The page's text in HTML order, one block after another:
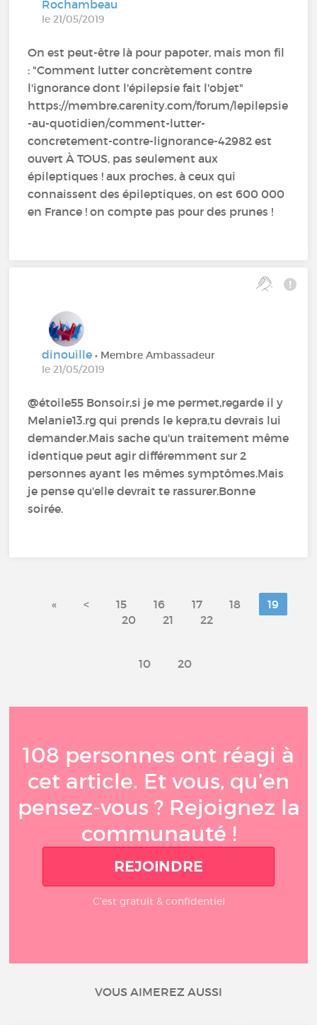
Rochambeau
le 21/05/2019
On est peut-être là pour papoter, mais mon fil
: "Comment lutter concrètement contre
l'ignorance dont l'épilepsie fait l'objet"
https://membre.carenity.com/forum/lepilepsie
-au-quotidien/comment-lutter-
concretement-contre-lignorance-42982 est
ouvert À TOUS, pas seulement aux
épileptiques ! aux proches, à ceux qui
connaissent des épileptiques, on est 600 000
en France ! on compte pas pour des prunes !
dinouille• Membre Ambassadeur
le 21/05/2019
@étoile55‍ Bonsoir,si je me permet,regarde il y
Melanie13.rg qui prends le kepra,tu devrais lui
demander.Mais sache qu'un traitement même
identique peut agir différemment sur 2
personnes ayant les mêmes symptômes.Mais
je pense qu'elle devrait te rassurer.Bonne
soirée.
« < 15 16 17 18
19
20
21 22
10 20
108 personnes ont réagi à
cet article. Et vous, qu’en
pensez-vous ? Rejoignez la
communauté !
REJOINDRE
C'est gratuit & confidentiel
VOUS AIMEREZ AUSSI